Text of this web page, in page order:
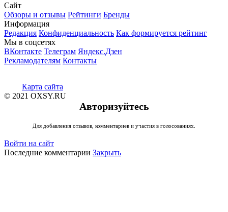
Сайт
Обзоры и отзывы Рейтинги Бренды
Информация
Редакция Конфиденциальность Как формируется рейтинг
Мы в соцсетях
ВКонтакте Телеграм Яндекс.Дзен
Рекламодателям Контакты
Карта сайта
© 2021 OXSY.RU
Авторизуйтесь
Для добавления отзывов, комментариев и участия в голосованиях.
Войти на сайт
Последние комментарии Закрыть